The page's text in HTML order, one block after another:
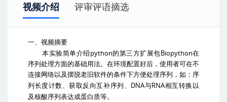
视频介绍 评审评语摘选
一、视频摘要
本实验简单介绍 python的第三方扩展包Biopython在
序列处理方面的基础用法。在环境配置好后，使用者可在不
连接网络以及摆脱老旧软件的条件下方便处理序列，如：序
列长度计数、获取反向互补序列、 DNA与RNA相互转换以
及核酸序列表达成蛋白质等。